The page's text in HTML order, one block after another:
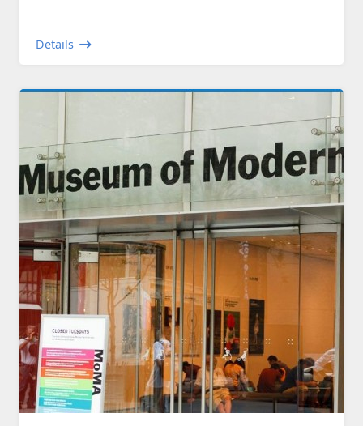
Details